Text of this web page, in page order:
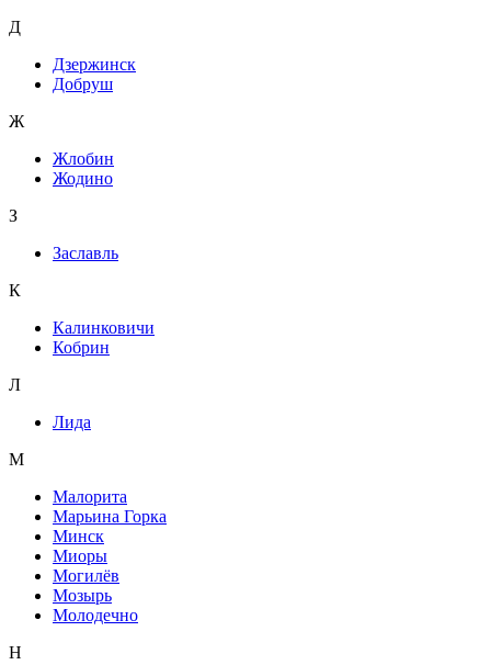
Д
Дзержинск
Добруш
Ж
Жлобин
Жодино
З
Заславль
К
Калинковичи
Кобрин
Л
Лида
М
Малорита
Марьина Горка
Минск
Миоры
Могилёв
Мозырь
Молодечно
Н